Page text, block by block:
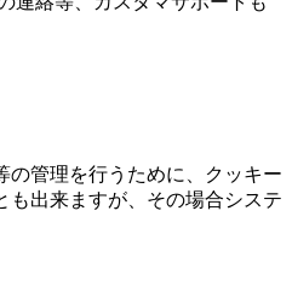
の管理を行うために、クッキー
も出来ますが、その場合システ